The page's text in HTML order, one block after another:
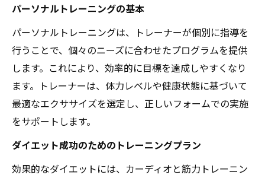
パーソナルトレーニングの基本
パーソナルトレーニングは、トレーナーが個別に指導を
行うことで、個々のニーズに合わせたプログラムを提供
します。これにより、効率的に目標を達成しやすくなり
ます。トレーナーは、体力レベルや健康状態に基づいて
最適なエクササイズを選定し、正しいフォームでの実施
をサポートします。
ダイエット成功のためのトレーニングプラン
効果的なダイエットには、カーディオと筋力トレーニン